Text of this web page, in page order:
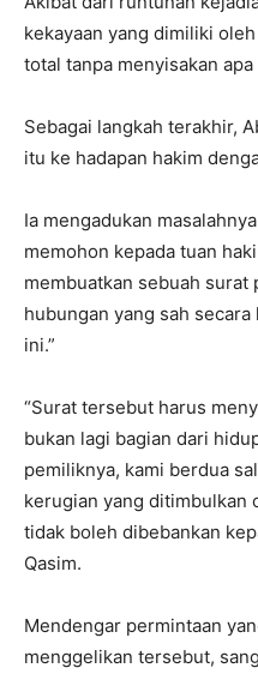
kekayaan yang dimiliki
total tanpa menyisakan
Sebagai langkah terakhir,
itu ke hadapan hakim
Ia mengadukan
memohon kepada tuan
membuatkan sebuah surat
hubungan yang sah
ini.”
“Surat tersebut harus
bukan lagi bagian dari
pemiliknya, kami berdua
kerugian yang ditimbulkan
tidak boleh dibebankan
Qasim.
Mendengar permintaan
menggelikan tersebut,